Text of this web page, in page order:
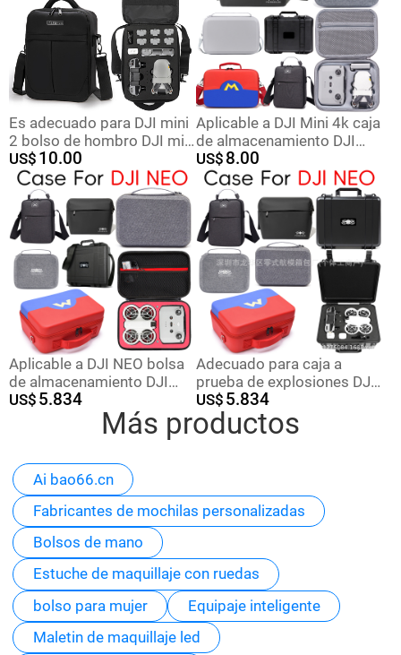
Es adecuado para DJI mini
2 bolso de hombro DJI mini
2 bolso de viaje bolso de
mochila accesorios
US$ 10.00
Aplicable a DJI Mini 4k caja
de almacenamiento DJI
mini 2 bolsas de drones
mini 2se caja de
almacenamiento portátil
US$ 8.00
Aplicable a DJI NEO bolsa
de almacenamiento DJI
NEO caja de
almacenamiento de edición
de vuelo rápido bolsa de
US$ 5.834
Adecuado para caja a
prueba de explosiones DJI
NEO bolsa de
almacenamiento DJI neo
caja pequeña a prueba de
US$ 5.834
Más productos
Ai bao66.cn
Fabricantes de mochilas personalizadas
Bolsos de mano
Estuche de maquillaje con ruedas
bolso para mujer
Equipaje inteligente
Maletin de maquillaje led